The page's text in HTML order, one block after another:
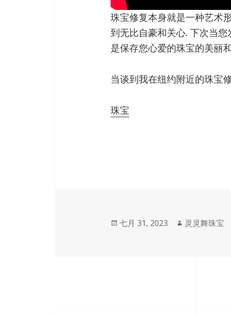
珠宝修复本身就是一种艺术
到无比自豪和关心. 下次当
是保存您心爱的珠宝的美丽
当谈到我在纽约附近的珠宝
珠宝
发
七月 31, 2023
作
灵灵舞珠宝